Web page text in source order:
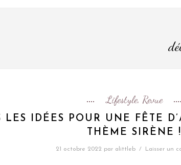
Lifestyle, Revue
LES IDÉES POUR UNE FÊTE
THÈME SIRÈNE !
21 octobre 2022 par alittleb / Laisser un